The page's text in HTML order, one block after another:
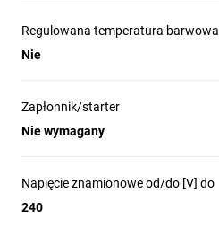
Regulowana temperatura barwowa
Nie
Zapłonnik/starter
Nie wymagany
Napięcie znamionowe od/do [V] do
240